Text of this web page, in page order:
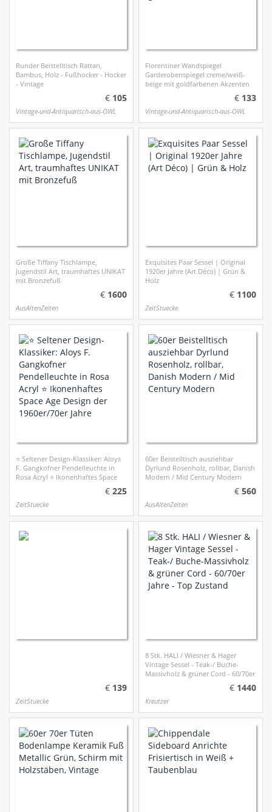
Runder Beistelltisch Rattan,
Bambus, Holz - Fußhocker - Hocker
- Vintage
105
Vintage-und-Antiquarisch-aus-OWL
Florentiner Wandspiegel
Garderobenspiegel creme/weiß-
beige mit goldfarbenen Akzenten
133
Vintage-und-Antiquarisch-aus-OWL
Große Tiffany Tischlampe,
Jugendstil Art, traumhaftes UNIKAT
mit Bronzefuß
1600
AusAltenZeiten
Exquisites Paar Sessel | Original
1920er Jahre (Art Déco) | Grün &
Holz
1100
ZeitStuecke
⭐ Seltener Design-Klassiker: Aloys
F. Gangkofner Pendelleuchte in
Rosa Acryl ⭐ ​Ikonenhaftes Space
Age Design der 1960er/70er Jahre225
ZeitStuecke
60er Beistelltisch ausziehbar
Dyrlund Rosenholz, rollbar, Danish
Modern / Mid Century Modern
560
AusAltenZeiten
139
ZeitStuecke
8 Stk. HALI / Wiesner & Hager
Vintage Sessel - Teak-/ Buche-
Massivholz & grüner Cord - 60/70er
1440
Kreutzer